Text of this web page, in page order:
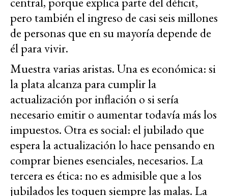
pero también el ingreso de casi seis millones
de personas que en su mayoría depende de
él para vivir.
Muestra varias aristas. Una es económica: si
la plata alcanza para cumplir la
actualización por inflación o si sería
necesario emitir o aumentar todavía más los
impuestos. Otra es social: el jubilado que
espera la actualización lo hace pensando en
comprar bienes esenciales, necesarios. La
tercera es ética: no es admisible que a los
jubilados les toquen siempre las malas. La